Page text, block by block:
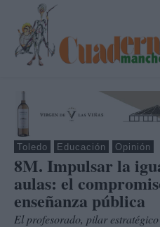
Toledo Educación Opinión
8M. Impulsar la
aulas: el
enseñanza pública
El profesorado, pilar